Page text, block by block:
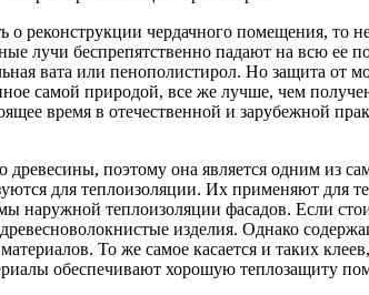
о реконструкции чердачного помещения,
лучи беспрепятственно падают на всю ее
вата или пенополистирол. Но защита от
самой природой, все же лучше, чем
время в отечественной и зарубежной
древесины, поэтому она является одним из
для теплоизоляции. Их применяют для
наружной теплоизоляции фасадов. Если
изделия. Однако
То же самое касается и таких
обеспечивают хорошую теплозащиту